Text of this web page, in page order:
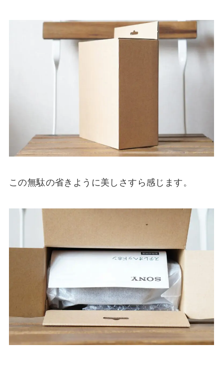
この無駄の省きように美しさすら感じます。